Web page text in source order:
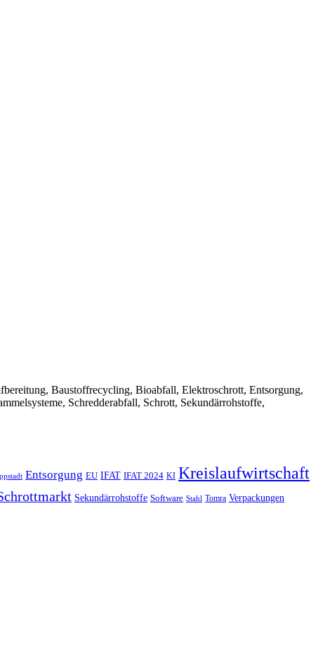
Baustoffrecycling, Bioabfall, Elektroschrott, Entsorgung,
Schredderabfall, Schrott, Sekundärrohstoffe,
Entsorgung EU IFAT IFAT 2024 KI Kreislaufwirtschaft
Sekundärrohstoffe Software Stahl Tomra Verpackungen